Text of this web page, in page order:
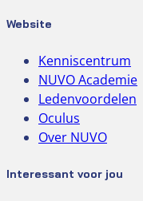
Website
Kenniscentrum
NUVO Academie
Ledenvoordelen
Oculus
Over NUVO
Interessant voor jou